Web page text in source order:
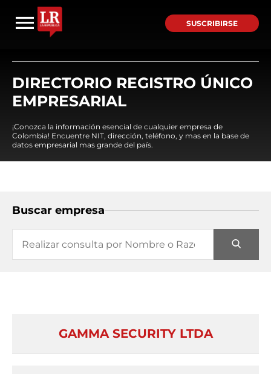
SUSCRIBIRSE
DIRECTORIO REGISTRO ÚNICO
EMPRESARIAL
¡Conozca la información esencial de cualquier empresa de
Colombia! Encuentre NIT, dirección, teléfono, y mas en la base de
datos empresarial mas grande del país.
Buscar empresa
GAMMA SECURITY LTDA